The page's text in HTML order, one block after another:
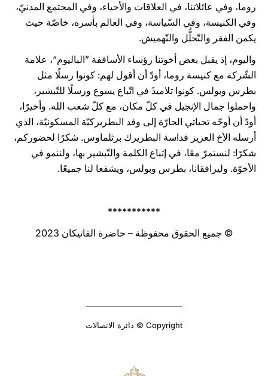
روما، وفي عائلاتنا، في العلاقات والأحياء، وفي المجتمع المدنيّ،
وفي الكنيسة، وفي السّياسة، وفي العالم بأسره، خاصّة حيث
يكمن الفقر والتّحلُّل والتّهميش.
واليوم، إذ يقبل بعض أخوتنا رؤساء الأساقفة ”الباليوم“، علامة
الشّركة مع كنيسة روما، أودّ أن أقول لهم: كونوا رسلًا مثل
بطرس وبولس. كونوا تلاميذَ في اتّباع يسوع ورسلًا للتّبشير،
واحملوا جمال الإنجيل في كلّ مكان، مع كلّ شعب الله. وأخيرًا،
أودّ أن أوجّه تحياتي الحارّة إلى وفد البطريركيّة المسكونيّة، الذي
أرسله الأخ العزيز قداسة البطريرك برثلماوس. شكرًا لحضوركم،
شكرًا: لنستمرّ معًا، في إتباع الكلمة والتّبشير بها، ولننمو في
الأخوّة. وليرافقانا، بطرس وبولس، ويشفعا لنا جميعًا.
***********
© جميع الحقوق محفوظة – حاضرة الفاتيكان 2023
Copyright © دائرة الاتصالات